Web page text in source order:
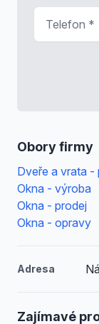
Obory firmy
Dveře a vrata -
Okna - výroba
Okna - prodej
Okna - opravy
Adresa
Zajímavé